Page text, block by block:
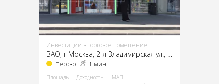
Инвестиции в торговое помещение
Перово 1 мин
Площадь Доходность МАП